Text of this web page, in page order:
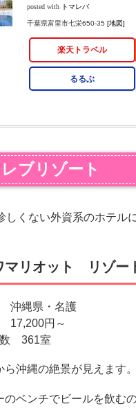
posted with トマレバ
千葉県富里市七栄650-35 [地図]
楽天トラベル
るるぶ
ブリゾート
しくない外資系のホテル
マリオット リゾー
沖縄県・名護
17,200円～
361室
ら沖縄の絶景が見えます。
のベンチでビールを飲む